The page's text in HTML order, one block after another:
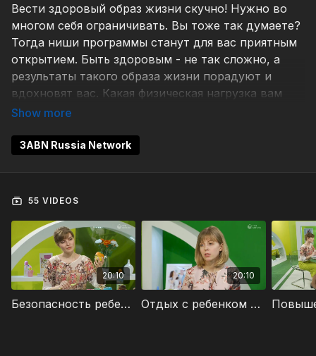
Вести здоровый образ жизни скучно! Нужно во
многом себя ограничивать. Вы тоже так думаете?
Тогда ниши программы станут для вас приятным
открытием. Быть здоровым - не так сложно, а
результаты такого образа жизни порадуют и
вдохновят вас. Какая физическая нагрузка вам
подходит? Что есть на ужин? Какая диета -
предлагаем в программе.
3ABN Russia Network
55 VIDEOS
20:10
Безопасность ребенка в доме #57
20:10
Отдых с ребенком #56